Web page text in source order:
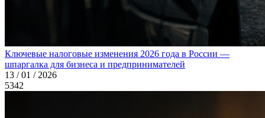
Ключевые налоговые изменения 2026 года в России —
шпаргалка для бизнеса и предпринимателей
13 / 01 / 2026
5342